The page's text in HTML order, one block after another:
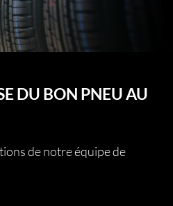
DU BON PNEU AU
de notre équipe de